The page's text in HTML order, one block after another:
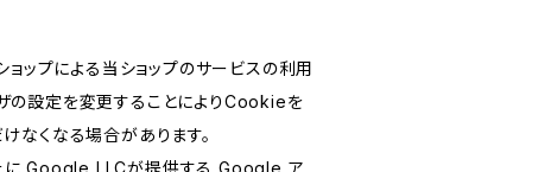
ップによる当ショップのサービスの利用
の設定を変更することによりCookieを
なくなる場合があります。
上に Google LLCが提供する Google ア